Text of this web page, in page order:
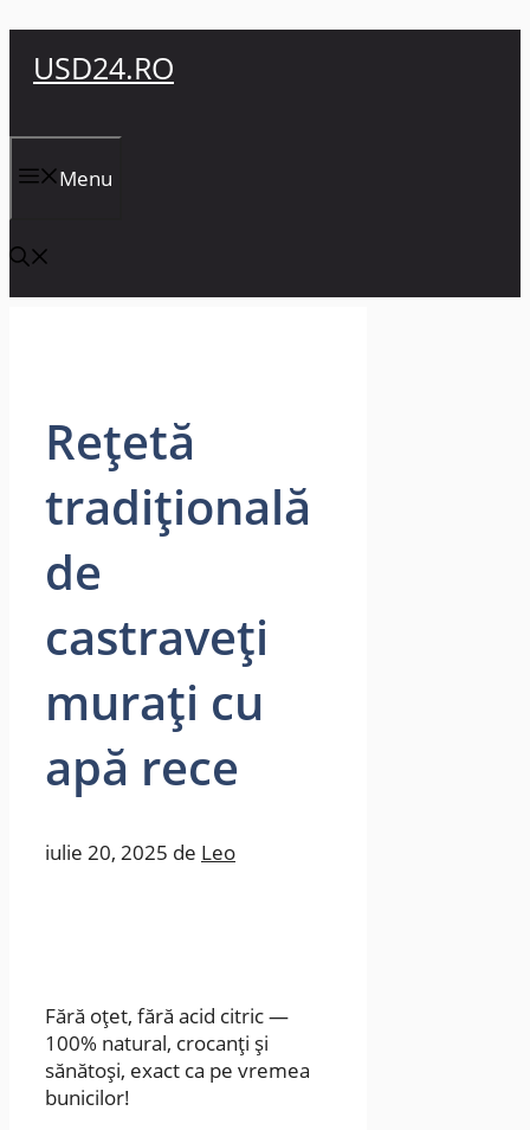
USD24.RO
Menu
Rețetă
tradițională
de
castraveți
murați cu
apă rece
iulie 20, 2025 de Leo
Fără oțet, fără acid citric —
100% natural, crocanți și
sănătoși, exact ca pe vremea
bunicilor!